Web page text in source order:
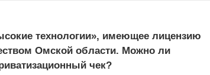
технологии», имеющее лицензию
Омской области. Можно ли
чек?